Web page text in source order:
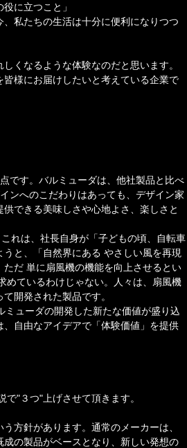
に立つこと」
私たちの生活は十分に便利になりつつ
くなるような体験なのだと思います。
様にお届けしたいと考えている企業で
です。バルミューダは、他社製品と比べ
ンへのこだわりはあっても、デザイン家
できる美味しさや心地よさ、楽しさと
れは、社長自身が「子どもの頃、自転車
と、「自然界にある やさしい風を再現
だ 単に扇風機の機能を向上させるとい
めているわけじゃない。人々は、扇風機
開発された製品です。
ューダの開発した新たな価値が盛り込
自由なアイデアで「体験価値」を提供
"３つ"上げさせて頂きます。
方針があります。通常のメーカーは、
の製品がベースとなり、新しい発想の